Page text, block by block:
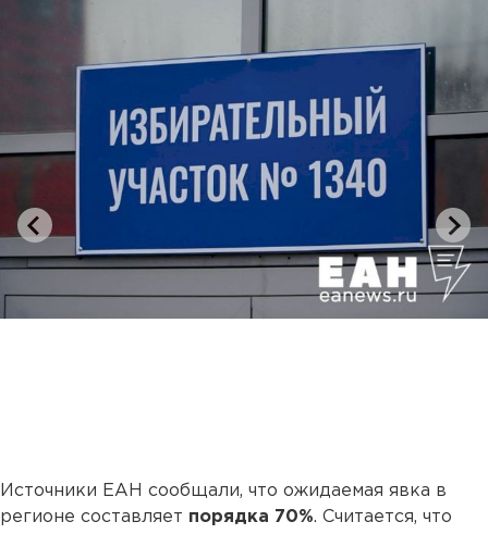
Источники ЕАН сообщали, что ожидаемая явка в
регионе составляет порядка 70%. Считается, что